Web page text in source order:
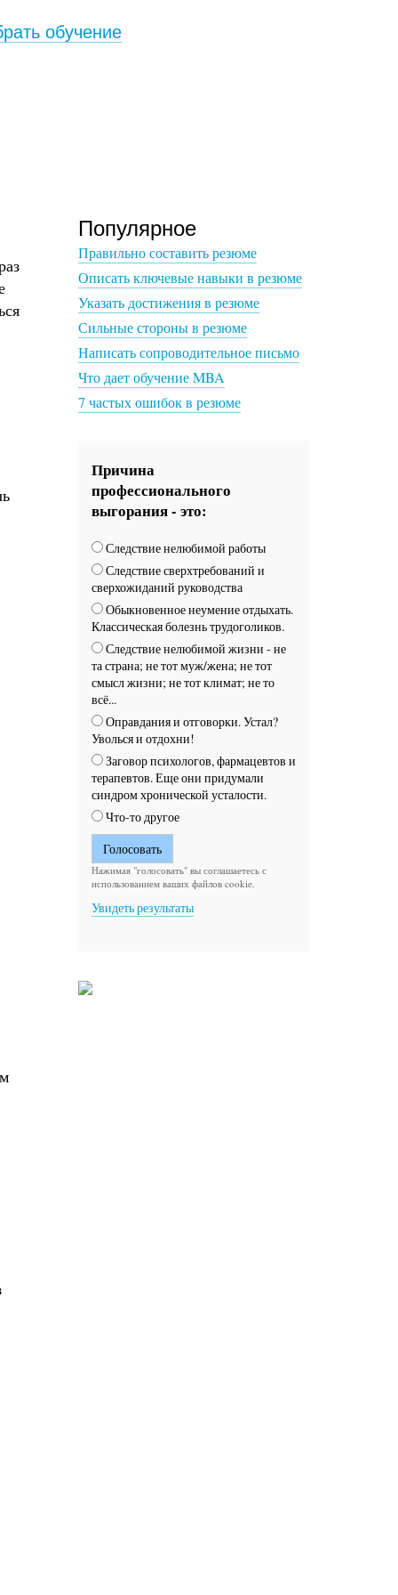
обучение
Популярное
Правильно составить резюме
Описать ключевые навыки в резюме
Указать достижения в резюме
Сильные стороны в резюме
Написать сопроводительное письмо
Что дает обучение MBA
7 частых ошибок в резюме
Причина
профессионального
выгорания - это:
Следствие нелюбимой работы
Следствие сверхтребований и
сверхожиданий руководства
Обыкновенное неумение отдыхать.
Классическая болезнь трудоголиков.
Следствие нелюбимой жизни - не
та страна; не тот муж/жена; не тот
смысл жизни; не тот климат; не то
всё...
Оправдания и отговорки. Устал?
Уволься и отдохни!
Заговор психологов, фармацевтов и
терапевтов. Еще они придумали
синдром хронической усталости.
Что-то другое
Нажимая "голосовать" вы соглашаетесь с
использованием ваших файлов cookie.
Увидеть результаты